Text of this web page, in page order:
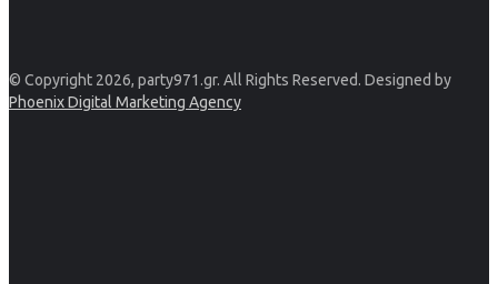
© Copyright 2026, party971.gr. All Rights Reserved. Designed by
Phoenix Digital Marketing Agency